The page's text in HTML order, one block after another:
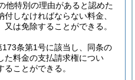
他特別の理由があると認めた
しなければならない料金、
は免除することができる。
条第1号に該当し、同条の
た料金の支払請求権につい
ことができる。